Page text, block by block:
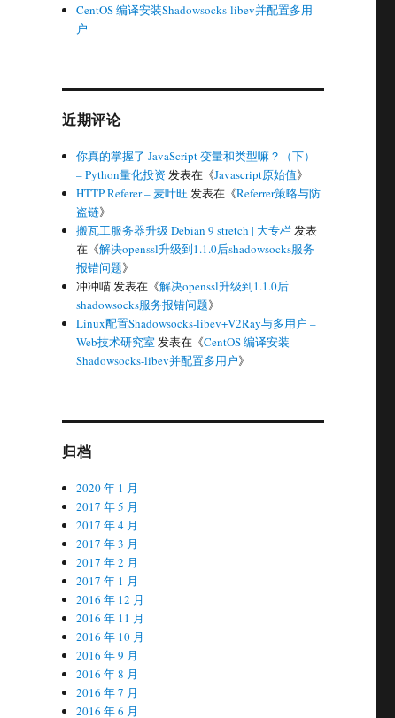
CentOS 编译安装Shadowsocks-libev并配置多用
户
近期评论
你真的掌握了 JavaScript 变量和类型嘛？（下）
– Python量化投资 发表在《Javascript原始值》
HTTP Referer – 麦叶旺 发表在《Referrer策略与防
盗链》
搬瓦工服务器升级 Debian 9 stretch | 大专栏发表
在《解决openssl升级到1.1.0后shadowsocks服务
报错问题》
冲冲喵发表在《解决openssl升级到1.1.0后
shadowsocks服务报错问题》
Linux配置Shadowsocks-libev+V2Ray与多用户 –
Web技术研究室发表在《CentOS 编译安装
Shadowsocks-libev并配置多用户》
归档
2020 年 1 月
2017 年 5 月
2017 年 4 月
2017 年 3 月
2017 年 2 月
2017 年 1 月
2016 年 12 月
2016 年 11 月
2016 年 10 月
2016 年 9 月
2016 年 8 月
2016 年 7 月
2016 年 6 月